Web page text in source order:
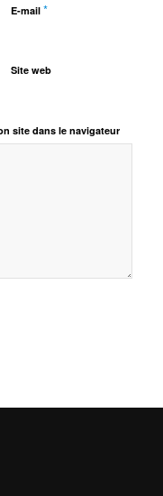
E-mail *
Site web
site dans le navigateur